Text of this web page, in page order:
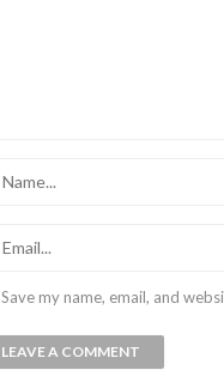
Save my name, email, and